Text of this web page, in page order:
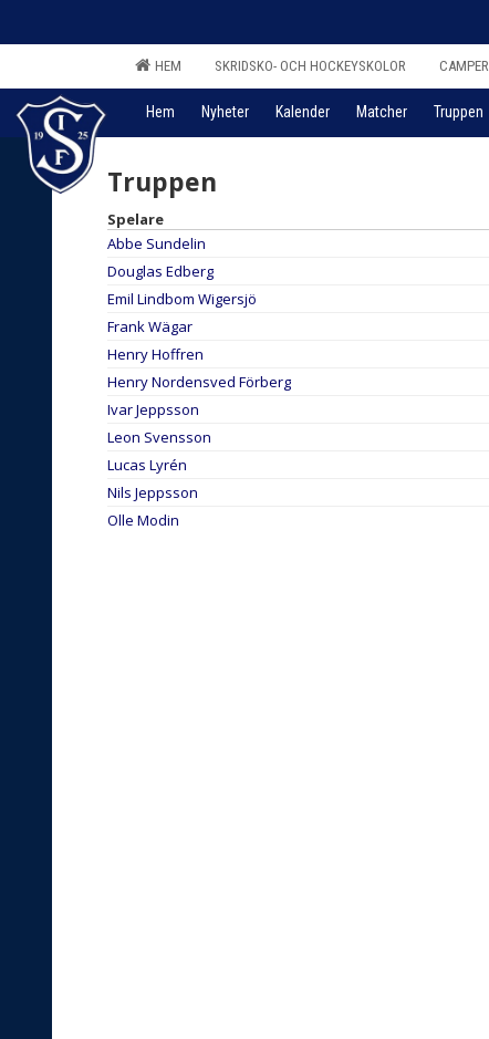
HEM SKRIDSKO- OCH HOCKEYSKOLOR CAMPER
Hem Nyheter Kalender Matcher Truppen
Truppen
Spelare
Abbe Sundelin
Douglas Edberg
Emil Lindbom Wigersjö
Frank Wägar
Henry Hoffren
Henry Nordensved Förberg
Ivar Jeppsson
Leon Svensson
Lucas Lyrén
Nils Jeppsson
Olle Modin